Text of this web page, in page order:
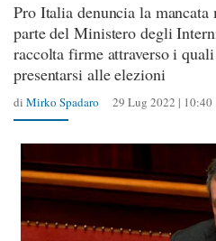
Pro Italia denuncia la mancata
parte del Ministero degli
raccolta firme attraverso i
presentarsi alle elezioni
di Mirko Spadaro 29 Lug 2022 | 10:40